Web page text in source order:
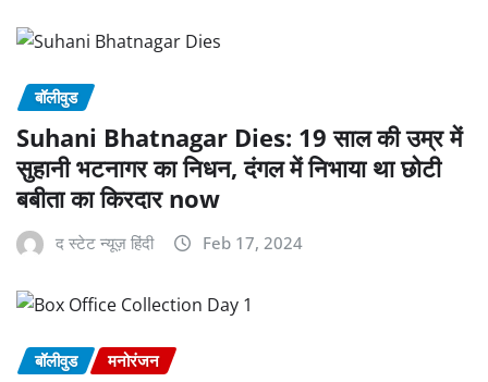
बॉलीवुड
Suhani Bhatnagar Dies: 19 साल की उम्र में
सुहानी भटनागर का निधन, दंगल में निभाया था छोटी
बबीता का किरदार now
द स्टेट न्यूज़ हिंदी Feb 17, 2024
बॉलीवुड मनोरंजन